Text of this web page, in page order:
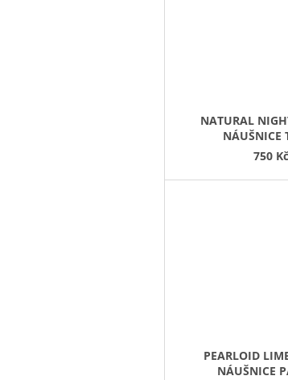
NATURAL
NÁUŠNICE
750 Kč
PEARLOID
NÁUŠNICE